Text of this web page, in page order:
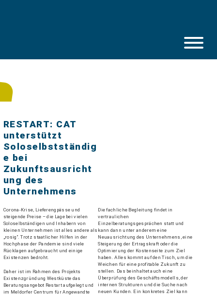
RESTART: CAT
unterstützt
Soloselbstständig
e bei
Zukunftsausricht
ung des
Unternehmens
Corona-Krise, Lieferengpässe und
steigende Preise – die Lage bei vielen
Soloselbständigen und Inhabern von
kleinen Unternehmen ist alles andere als
„rosig“. Trotz staatlicher Hilfen in der
Hochphase der Pandemie sind viele
Rücklagen aufgebraucht und einige
Existenzen bedroht.
Daher ist im Rahmen des Projekts
Existenzgründung Westküste das
Beratungsangebot Restart aufgelegt und
im Meldorfer Centrum für Angewandte
Die fachliche Begleitung findet in
vertraulichen
Einzelberatungsgesprächen statt und
kann dann unter anderem eine
Neuausrichtung des Unternehmens, eine
Steigerung der Ertragskraft oder die
Optimierung der Kostenseite zum Ziel
haben. Alles kommt auf den Tisch, um die
Weichen für eine profitable Zukunft zu
stellen. Das beinhaltet auch eine
Überprüfung des Geschäftsmodells, der
internen Strukturen und die Suche nach
neuen Kunden. Ein konkretes Ziel kann